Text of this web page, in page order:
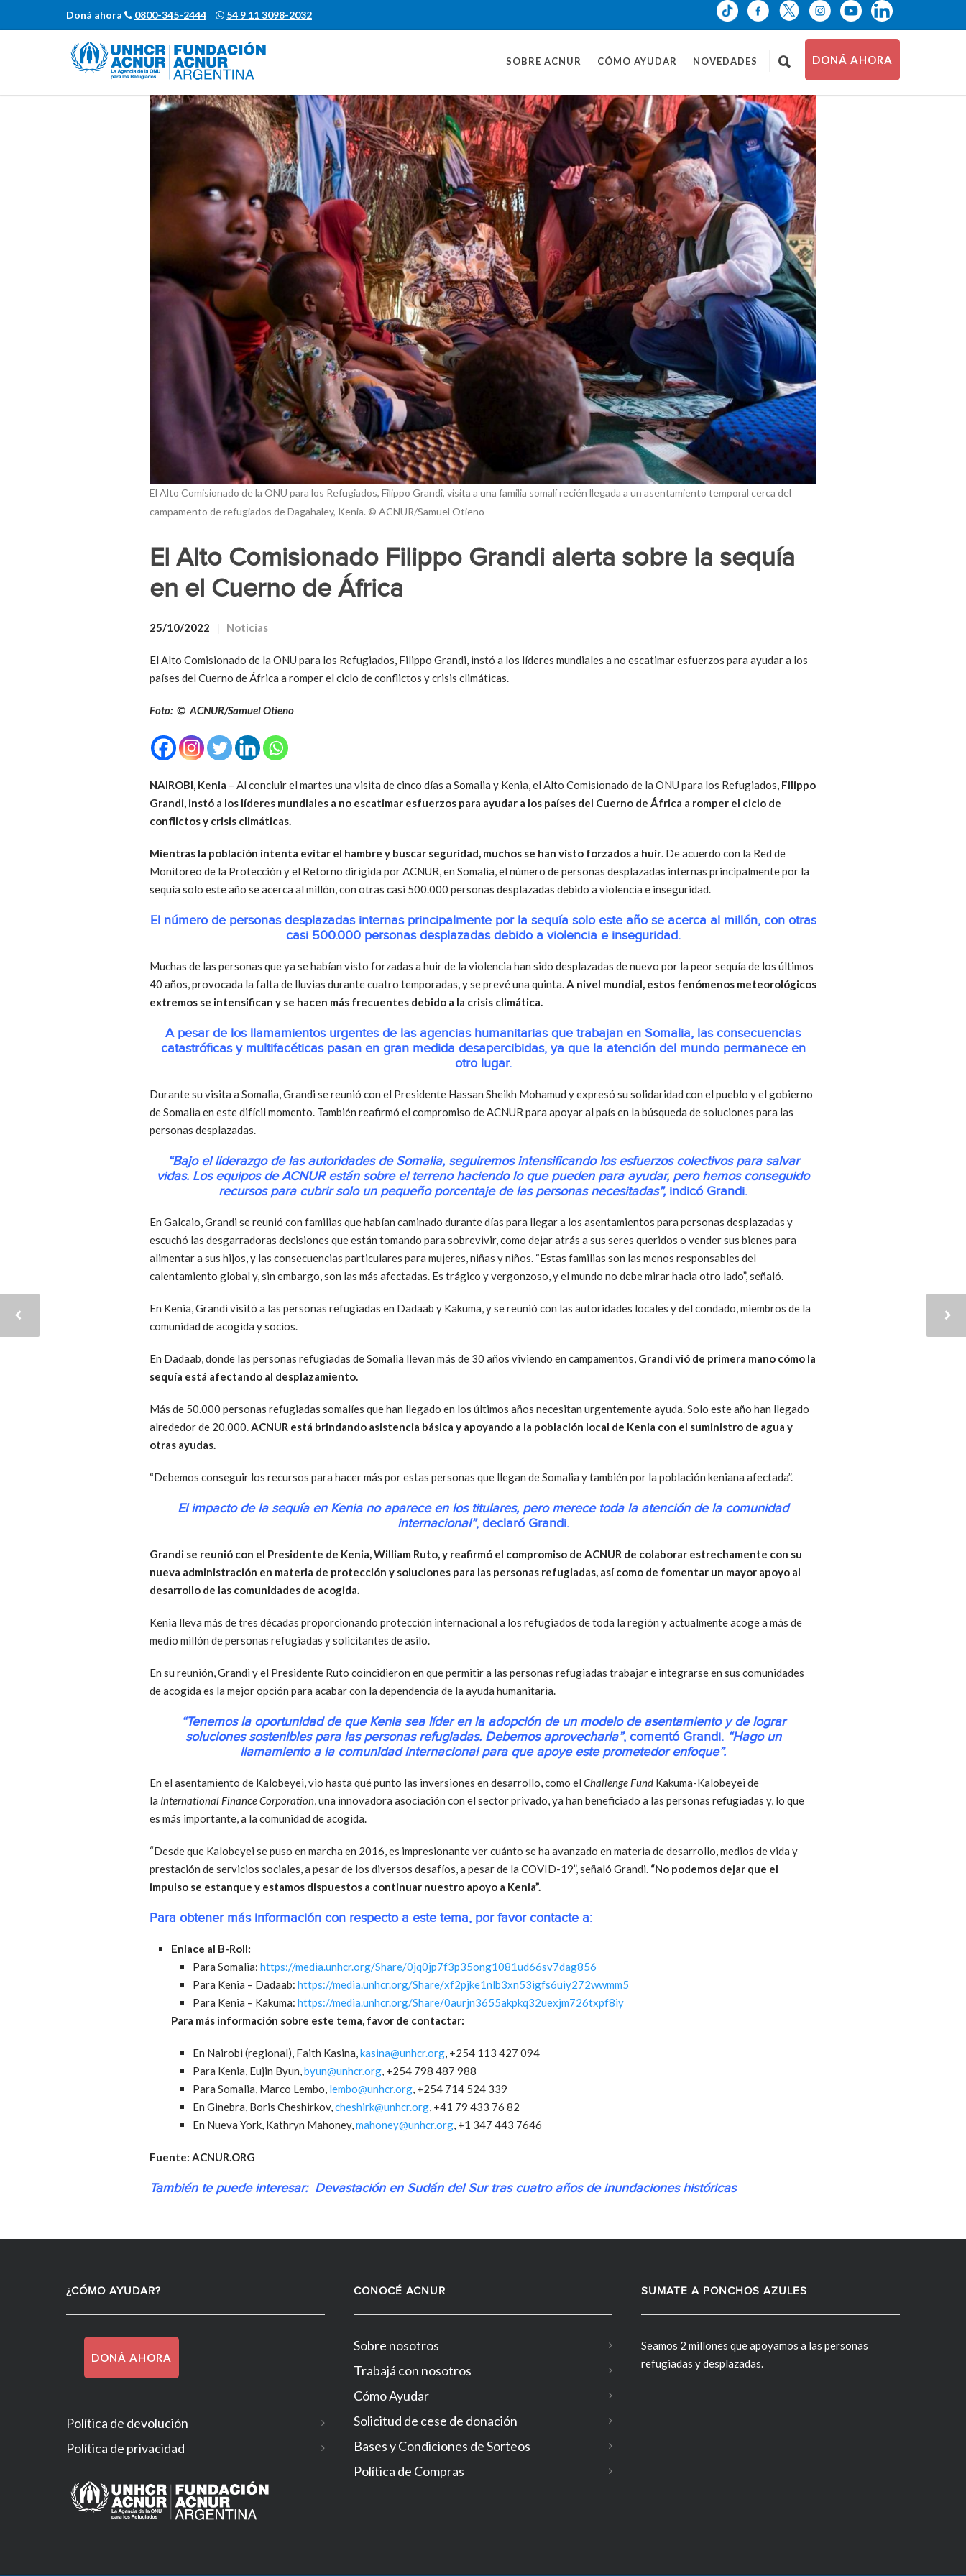
Doná ahora 0800-345-2444 54 9 11 3098-2032
DONÁ AHORA
SOBRE ACNUR CÓMO AYUDAR NOVEDADES
El Alto Comisionado de la ONU para los Refugiados, Filippo Grandi, visita a una familia somalí recién llegada a un asentamiento temporal cerca del
campamento de refugiados de Dagahaley, Kenia. © ACNUR/Samuel Otieno
El Alto Comisionado Filippo Grandi alerta sobre la sequía
en el Cuerno de África
25/10/2022 Noticias
El Alto Comisionado de la ONU para los Refugiados, Filippo Grandi, instó a los líderes mundiales a no escatimar esfuerzos para ayudar a los
países del Cuerno de África a romper el ciclo de conflictos y crisis climáticas.
Foto: © ACNUR/Samuel Otieno
NAIROBI, Kenia – Al concluir el martes una visita de cinco días a Somalia y Kenia, el Alto Comisionado de la ONU para los Refugiados, Filippo
Grandi, instó a los líderes mundiales a no escatimar esfuerzos para ayudar a los países del Cuerno de África a romper el ciclo de
conflictos y crisis climáticas.
Mientras la población intenta evitar el hambre y buscar seguridad, muchos se han visto forzados a huir. De acuerdo con la Red de
Monitoreo de la Protección y el Retorno dirigida por ACNUR, en Somalia, el número de personas desplazadas internas principalmente por la
sequía solo este año se acerca al millón, con otras casi 500.000 personas desplazadas debido a violencia e inseguridad.
El número de personas desplazadas internas principalmente por la sequía solo este año se acerca al millón, con otras
casi 500.000 personas desplazadas debido a violencia e inseguridad.
Muchas de las personas que ya se habían visto forzadas a huir de la violencia han sido desplazadas de nuevo por la peor sequía de los últimos
40 años, provocada la falta de lluvias durante cuatro temporadas, y se prevé una quinta.A nivel mundial, estos fenómenos meteorológicos
extremos se intensifican y se hacen más frecuentes debido a la crisis climática.
A pesar de los llamamientos urgentes de las agencias humanitarias que trabajan en Somalia, las consecuencias
catastróficas y multifacéticas pasan en gran medida desapercibidas, ya que la atención del mundo permanece en
otro lugar.
Durante su visita a Somalia, Grandi se reunió con el Presidente Hassan Sheikh Mohamud y expresó su solidaridad con el pueblo y el gobierno
de Somalia en este difícil momento. También reafirmó el compromiso de ACNUR para apoyar al país en la búsqueda de soluciones para las
personas desplazadas.
“Bajo el liderazgo de las autoridades de Somalia, seguiremos intensificando los esfuerzos colectivos para salvar
vidas. Los equipos de ACNUR están sobre el terreno haciendo lo que pueden para ayudar, pero hemos conseguido
recursos para cubrir solo un pequeño porcentaje de las personas necesitadas”, indicó Grandi.
En Galcaio, Grandi se reunió con familias que habían caminado durante días para llegar a los asentamientos para personas desplazadas y
escuchó las desgarradoras decisiones que están tomando para sobrevivir, como dejar atrás a sus seres queridos o vender sus bienes para
alimentar a sus hijos, y las consecuencias particulares para mujeres, niñas y niños. “Estas familias son las menos responsables del
calentamiento global y, sin embargo, son las más afectadas. Es trágico y vergonzoso, y el mundo no debe mirar hacia otro lado”, señaló.
En Kenia, Grandi visitó a las personas refugiadas en Dadaab y Kakuma, y se reunió con las autoridades locales y del condado, miembros de la
comunidad de acogida y socios.
En Dadaab, donde las personas refugiadas de Somalia llevan más de 30 años viviendo en campamentos, Grandi vió de primera mano cómo la
sequía está afectando al desplazamiento.
Más de 50.000 personas refugiadas somalíes que han llegado en los últimos años necesitan urgentemente ayuda. Solo este año han llegado
alrededor de 20.000.ACNUR está brindando asistencia básica y apoyando a la población local de Kenia con el suministro de agua y
otras ayudas.
“Debemos conseguir los recursos para hacer más por estas personas que llegan de Somalia y también por la población keniana afectada”.
El impacto de la sequía en Kenia no aparece en los titulares, pero merece toda la atención de la comunidad
internacional”, declaró Grandi.
Grandi se reunió con el Presidente de Kenia, William Ruto, y reafirmó el compromiso de ACNUR de colaborar estrechamente con su
nueva administración en materia de protección y soluciones para las personas refugiadas, así como de fomentar un mayor apoyo al
desarrollo de las comunidades de acogida.
Kenia lleva más de tres décadas proporcionando protección internacional a los refugiados de toda la región y actualmente acoge a más de
medio millón de personas refugiadas y solicitantes de asilo.
En su reunión, Grandi y el Presidente Ruto coincidieron en que permitir a las personas refugiadas trabajar e integrarse en sus comunidades
de acogida es la mejor opción para acabar con la dependencia de la ayuda humanitaria.
“Tenemos la oportunidad de que Kenia sea líder en la adopción de un modelo de asentamiento y de lograr
soluciones sostenibles para las personas refugiadas. Debemos aprovecharla”, comentó Grandi. “Hago un
llamamiento a la comunidad internacional para que apoye este prometedor enfoque”.
En el asentamiento de Kalobeyei, vio hasta qué punto las inversiones en desarrollo, como el Challenge Fund Kakuma-Kalobeyei de
la International Finance Corporation, una innovadora asociación con el sector privado, ya han beneficiado a las personas refugiadas y, lo que
es más importante, a la comunidad de acogida.
“Desde que Kalobeyei se puso en marcha en 2016, es impresionante ver cuánto se ha avanzado en materia de desarrollo, medios de vida y
prestación de servicios sociales, a pesar de los diversos desafíos, a pesar de la COVID-19”, señaló Grandi. “No podemos dejar que el
impulso se estanque y estamos dispuestos a continuar nuestro apoyo a Kenia”.
Para obtener más información con respecto a este tema, por favor contacte a:
Enlace al B-Roll:
Para Somalia: https://media.unhcr.org/Share/0jq0jp7f3p35ong1081ud66sv7dag856
Para Kenia – Dadaab: https://media.unhcr.org/Share/xf2pjke1nlb3xn53igfs6uiy272wwmm5
Para Kenia – Kakuma: https://media.unhcr.org/Share/0aurjn3655akpkq32uexjm726txpf8iy
Para más información sobre este tema, favor de contactar:
En Nairobi (regional), Faith Kasina,kasina@unhcr.org, +254 113 427 094
Para Kenia, Eujin Byun,byun@unhcr.org, +254 798 487 988
Para Somalia, Marco Lembo, lembo@unhcr.org, +254 714 524 339
En Ginebra, Boris Cheshirkov,cheshirk@unhcr.org, +41 79 433 76 82
En Nueva York, Kathryn Mahoney,mahoney@unhcr.org, +1 347 443 7646
Fuente: ACNUR.ORG
También te puede interesar: Devastación en Sudán del Sur tras cuatro años de inundaciones históricas
¿CÓMO AYUDAR?
DONÁ AHORA
Política de devolución
Política de privacidad
CONOCÉ ACNUR
Sobre nosotros
Trabajá con nosotros
Cómo Ayudar
Solicitud de cese de donación
Bases y Condiciones de Sorteos
Política de Compras
SUMATE A PONCHOS AZULES
Seamos 2 millones que apoyamos a las personas
refugiadas y desplazadas.